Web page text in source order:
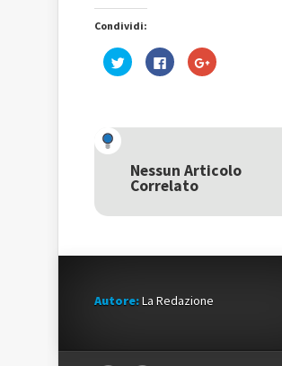
Condividi:
Fai
clic
una
nuova
finestra)
Fai
clic
nuova
finestra)
Fai
clic
una
nuova
Nessun Articolo
Correlato
Autore:La Redazione